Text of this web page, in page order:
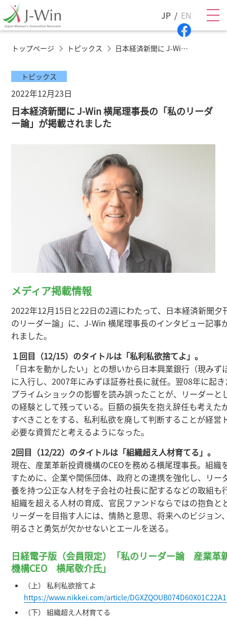
JP EN
トップページ トピックス 日本経済新聞に J-Win 横尾理事長の「私のリーダー論」が掲載されました
トピックス
2022年12月23日
日本経済新聞に J-Win 横尾理事長の「私のリーダ
ー論」が掲載されました
メディア掲載情報
2022年12月15日と22日の2週にわたって、日本経済新聞夕
のリーダー論」に、J-Win 横尾理事長のインタビュー記事
れました。
１回目（12/15）のタイトルは「私利私欲捨てよ」。
「日本を動かしたい」との想いから日本興業銀行（現みず
に入行し、2007年にみずほ証券社長に就任。翌08年に起
プライムショックの影響を読み誤ったことが、リーダーと
の経験として残っている。巨額の損失を抱え辞任も考えた
すべきことをする、私利私欲を廃して判断することが経営
必要な資質だと考えるようになった。
2回目（12/22）のタイトルは「組織超え人材育てる」。
現在、産業革新投資機構のCEOを務める横尾理事長。組織
すために、企業や関係団体、政府との連携を強化し、リー
養を持つ公正な人材を子会社の社長に配するなどの取組も
組織を超える人材の育成、官民ファンドならではの抱負と
リーダーを目指す人には、情熱と意思、将来へのビジョン
明るさと勇気が欠かせないとエールを送る。
日経電子版（会員限定）「私のリーダー論 産業革
機構CEO 横尾敬介氏」
（上） 私利私欲捨てよ
https://www.nikkei.com/article/
（下） 組織超え人材育てる